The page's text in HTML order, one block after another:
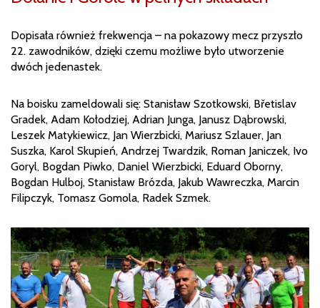
Dopisała również frekwencja – na pokazowy mecz przyszło
22. zawodników, dzięki czemu możliwe było utworzenie
dwóch jedenastek.
Na boisku zameldowali się: Stanisław Szotkowski, Břetislav
Gradek, Adam Kołodziej, Adrian Junga, Janusz Dąbrowski,
Leszek Matykiewicz, Jan Wierzbicki, Mariusz Szlauer, Jan
Suszka, Karol Skupień, Andrzej Twardzik, Roman Janiczek, Ivo
Goryl, Bogdan Piwko, Daniel Wierzbicki, Eduard Oborny,
Bogdan Hulboj, Stanisław Brózda, Jakub Wawreczka, Marcin
Filipczyk, Tomasz Gomola, Radek Szmek.